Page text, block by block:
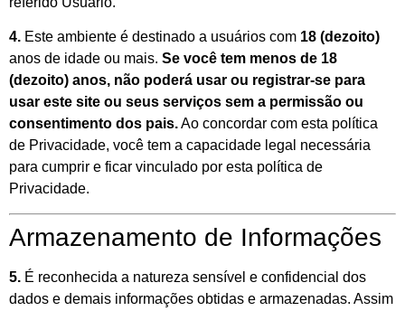
4. Este ambiente é destinado a usuários com 18 (dezoito)
anos de idade ou mais. Se você tem menos de 18
(dezoito) anos, não poderá usar ou registrar-se para
usar este site ou seus serviços sem a permissão ou
consentimento dos pais.Ao concordar com esta política
de Privacidade, você tem a capacidade legal necessária
para cumprir e ficar vinculado por esta política de
Privacidade.
Armazenamento de Informações
5. É reconhecida a natureza sensível e confidencial dos
dados e demais informações obtidas e armazenadas. Assim